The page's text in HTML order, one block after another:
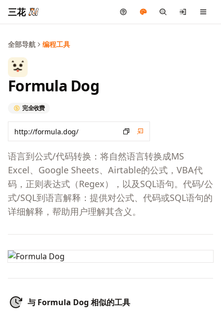
三花
全部导航 编程工具
Formula Dog
完全收费
语言到公式/代码转换：将自然语言转换成MS
Excel、Google Sheets、Airtable的公式，VBA代
码，正则表达式（Regex），以及SQL语句。代码/公
式/SQL到语言解释：提供对公式、代码或SQL语句的
详细解释，帮助用户理解其含义。
与 Formula Dog 相似的工具